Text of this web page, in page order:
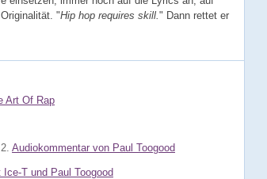
"Hip hop requires skill. " Dann rettet er
Art Of Rap
2. Audiokommentar von Paul Toogood
T und Paul Toogood